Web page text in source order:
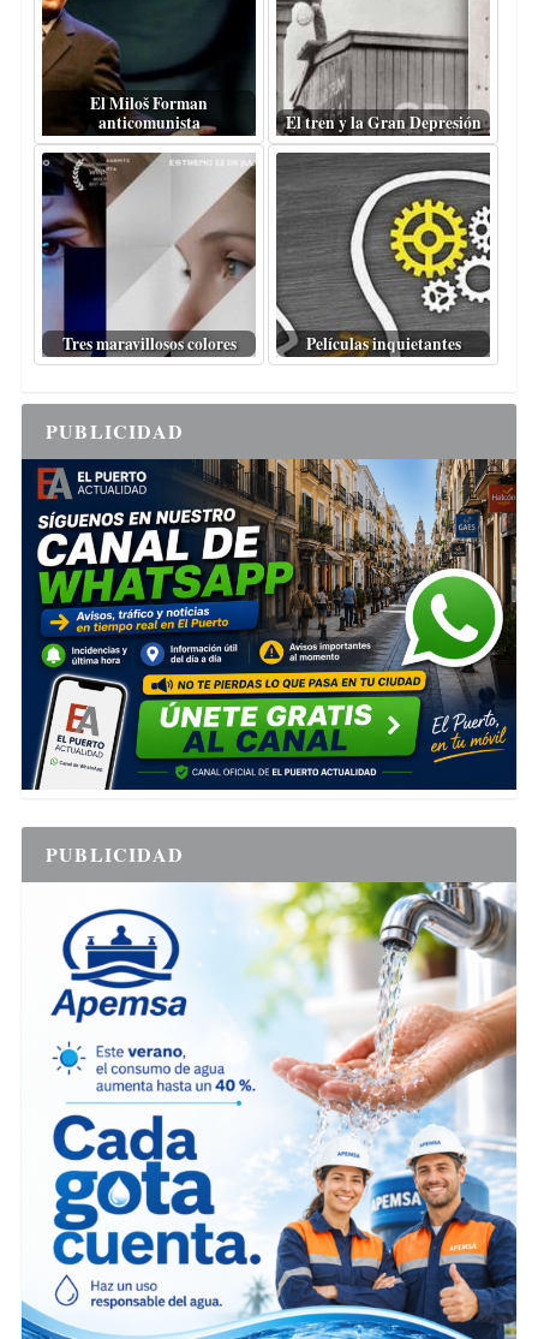
El Miloš Forman
anticomunista
El tren y la Gran Depresión
Tres maravillosos colores Películas inquietantes
PUBLICIDAD
PUBLICIDAD